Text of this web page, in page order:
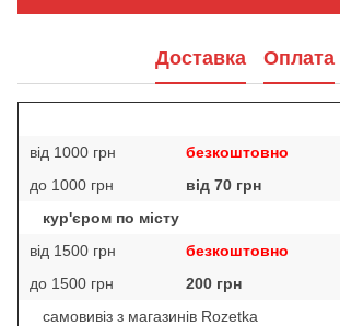
Доставка Оплата
від 1000 грн
безкоштовно
до 1000 грн
від 70 грн
кур'єром по місту
від 1500 грн
безкоштовно
до 1500 грн
200 грн
самовивіз з магазинів Rozetka